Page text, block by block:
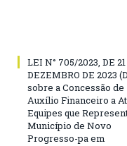
LEI N° 705/2023, DE 21
DEZEMBRO DE 2023
sobre a Concessão de
Auxílio Financeiro a
Equipes que
Município de Novo
Progresso-pa em